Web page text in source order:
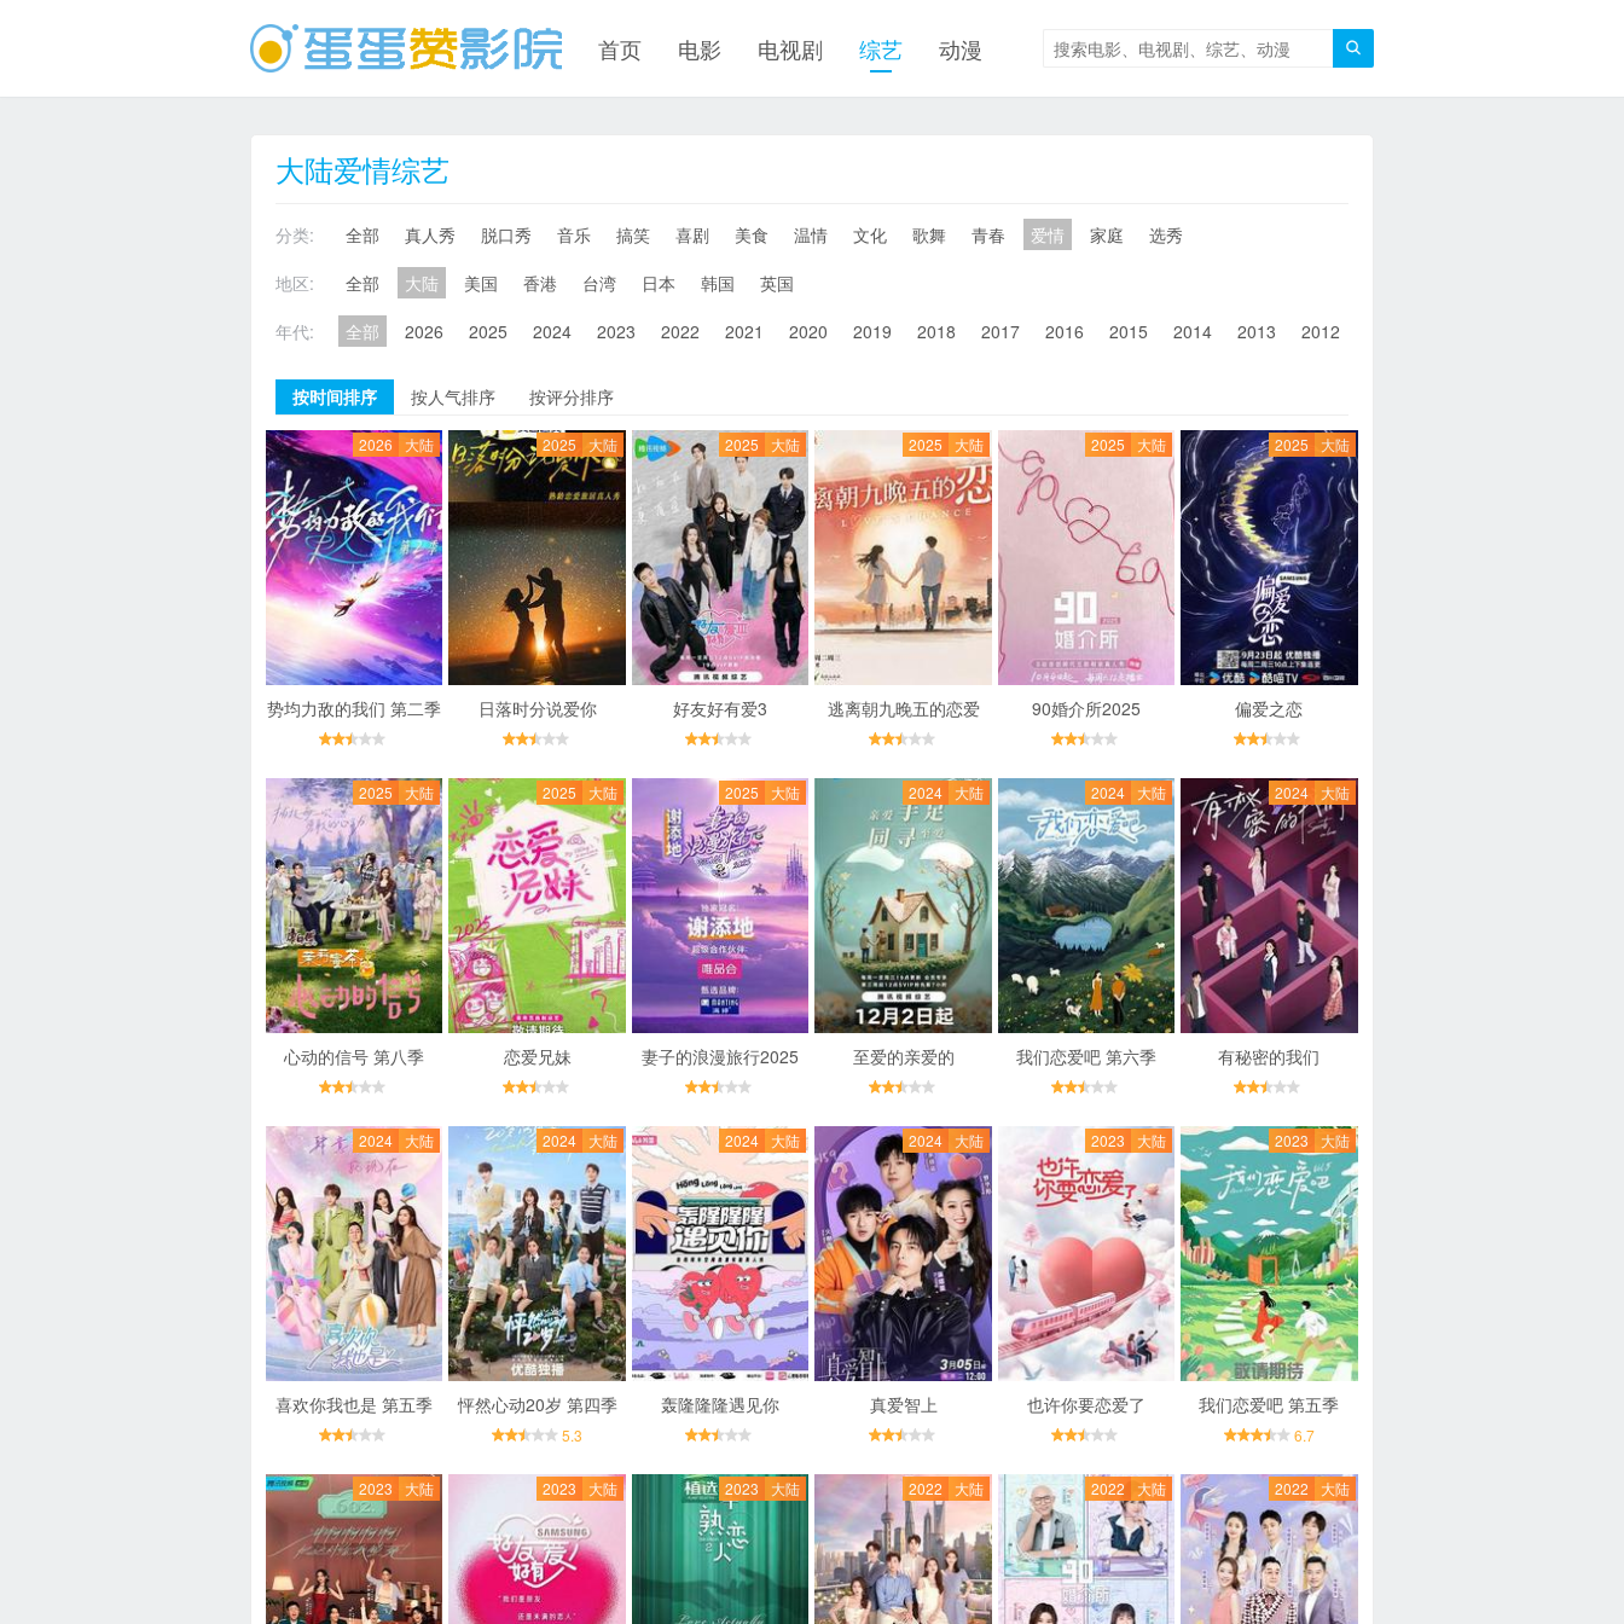

首页 电影 电视剧 综艺 动漫
大陆爱情综艺
分类: 全部 真人秀 脱口秀 音乐 搞笑 喜剧 美食 温情 文化 歌舞 青春 爱情 家庭
选秀
地区:
全部 大陆 美国 香港 台湾 日本 韩国
英国
年代:
全部 2026 2025 2024 2023 2022 2021 2020 2019 2018 2017 2016 2015 2014 2013 2012
按时间排序 按人气排序 按评分排序
2026 大陆
势均力敌的我们 第二季
2025 大陆
日落时分说爱你
2025 大陆
好友好有爱3
2025 大陆
逃离朝九晚五的恋爱
2025 大陆
90婚介所2025
2025 大陆
偏爱之恋
2025 大陆
心动的信号 第八季
2025 大陆
恋爱兄妹
2025 大陆
妻子的浪漫旅行2025
2024 大陆
至爱的亲爱的
2024 大陆
我们恋爱吧 第六季
2024 大陆
有秘密的我们
2024 大陆
喜欢你我也是 第五季
2024 大陆
怦然心动20岁 第四季
5.3
2024 大陆
轰隆隆隆遇见你
2024 大陆
真爱智上
2023 大陆
也许你要恋爱了
2023 大陆
我们恋爱吧 第五季
6.7
2023 大陆 2023 大陆 2023 大陆 2022 大陆 2022 大陆 2022 大陆